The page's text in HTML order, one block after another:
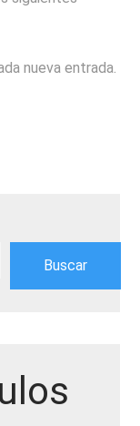
nueva entrada.
Buscar